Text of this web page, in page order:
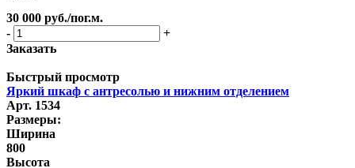
30 000 руб./пог.м.
-
+
Заказать
Быстрый просмотр
Яркий шкаф с антресолью и нижним отделением
Арт. 1534
Размеры:
Ширина
800
Высота